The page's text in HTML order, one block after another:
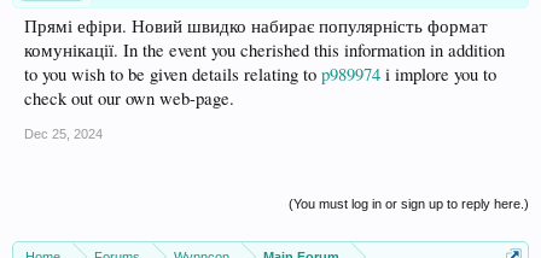
Прямі ефіри. Новий швидко набирає популярність формат
комунікації. In the event you cherished this information in addition
to you wish to be given details relating to p989974 i implore you to
check out our own web-page.
Dec 25, 2024
(You must log in or sign up to reply here.)